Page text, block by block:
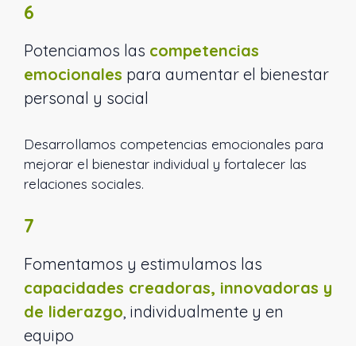
6
Potenciamos las competencias
emocionales para aumentar el bienestar
personal y social
Desarrollamos competencias emocionales para
mejorar el bienestar individual y fortalecer las
relaciones sociales.
7
Fomentamos y estimulamos las
capacidades creadoras, innovadoras y
de liderazgo , individualmente y en
equipo